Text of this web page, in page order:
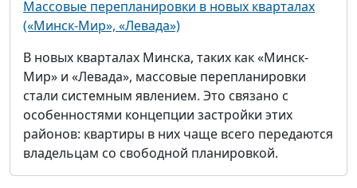
Массовые перепланировки в новых кварталах
(«Минск-Мир», «Левада»)
В новых кварталах Минска, таких как «Минск-
Мир» и «Левада», массовые перепланировки
стали системным явлением. Это связано с
особенностями концепции застройки этих
районов: квартиры в них чаще всего передаются
владельцам со свободной планировкой.